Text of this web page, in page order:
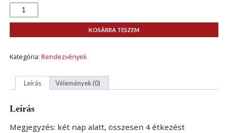
Latinovits
verseny-
étkezés/fő
KOSÁRBA TESZEM
Kategória: Rendezvények
Leírás Vélemények (0)
Leírás
Megjegyzés: két nap alatt, összesen 4 étkezést